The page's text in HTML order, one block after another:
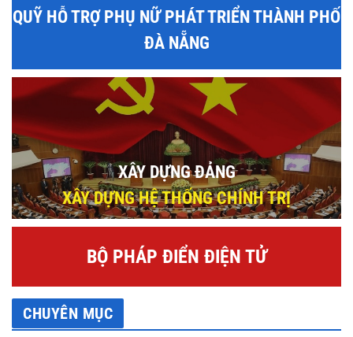
QUỸ HỖ TRỢ PHỤ NỮ PHÁT TRIỂN THÀNH PHỐ
ĐÀ NẴNG
XÂY DỰNG ĐẢNG
XÂY DỰNG HỆ THỐNG CHÍNH TRỊ
BỘ PHÁP ĐIỂN ĐIỆN TỬ
CHUYÊN MỤC